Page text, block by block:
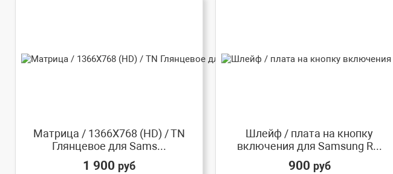
Матрица / 1366X768 (HD) / TN
Глянцевое для Sams...
1 900 руб
Шлейф / плата на кнопку
включения для Samsung R...
900 руб